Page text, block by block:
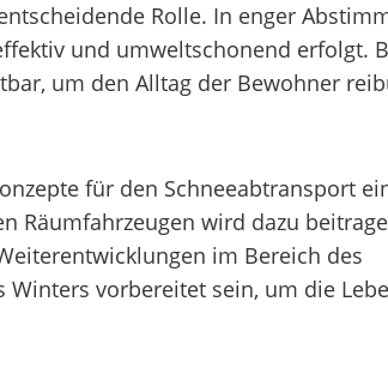
Rolle. In enger
und umweltschonend erfolgt.
um den Alltag der Bewohner
für den Schneeabtransport
Räumfahrzeugen wird dazu
im Bereich des
vorbereitet sein, um die